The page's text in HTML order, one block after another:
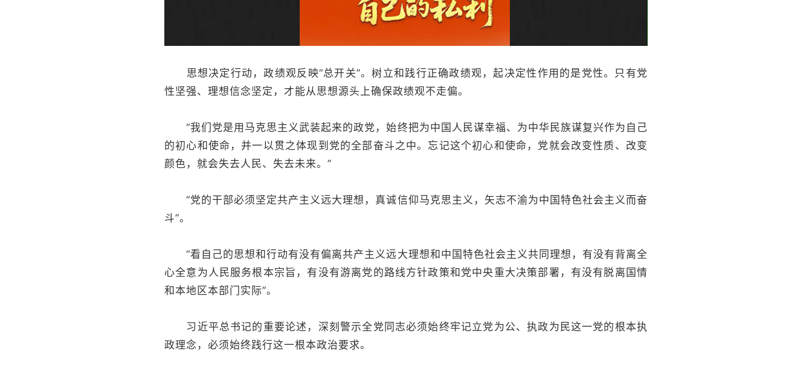
思想决定行动，政绩观反映“总开关”。树立和践行正确政绩观，起决定性作用的是党性。只有党
性坚强、理想信念坚定，才能从思想源头上确保政绩观不走偏。
“我们党是用马克思主义武装起来的政党，始终把为中国人民谋幸福、为中华民族谋复兴作为自己
的初心和使命，并一以贯之体现到党的全部奋斗之中。忘记这个初心和使命，党就会改变性质、改变
颜色，就会失去人民、失去未来。”
“党的干部必须坚定共产主义远大理想，真诚信仰马克思主义，矢志不渝为中国特色社会主义而奋
斗”。
“看自己的思想和行动有没有偏离共产主义远大理想和中国特色社会主义共同理想，有没有背离全
心全意为人民服务根本宗旨，有没有游离党的路线方针政策和党中央重大决策部署，有没有脱离国情
和本地区本部门实际”。
习近平总书记的重要论述，深刻警示全党同志必须始终牢记立党为公、执政为民这一党的根本执
政理念，必须始终践行这一根本政治要求。